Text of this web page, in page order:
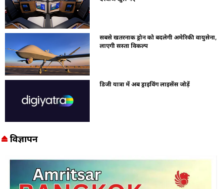
सबसे खतरनाक ड्रोन को बदलेगी अमेरिकी वायुसेना,
लाएगी सस्ता विकल्प
डिजी यात्रा में अब ड्राइविंग लाइसेंस जोड़ें
विज्ञापन